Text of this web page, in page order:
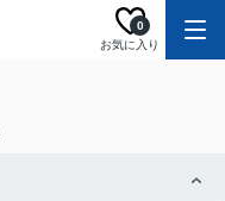
お気に入り
0